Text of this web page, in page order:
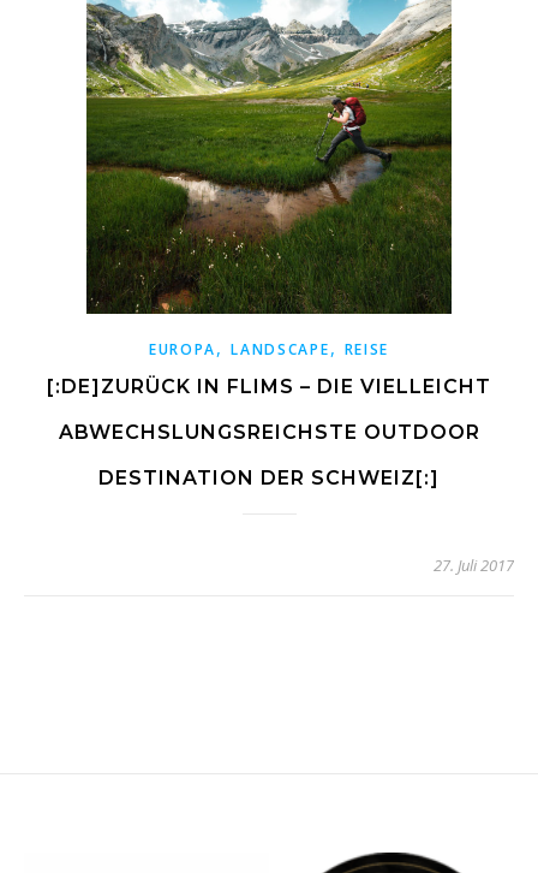
EUROPA,LANDSCAPE, REISE
[:DE]ZURÜCK IN FLIMS – DIE VIELLEICHT
ABWECHSLUNGSREICHSTE OUTDOOR
DESTINATION DER SCHWEIZ[:]
27. Juli 2017